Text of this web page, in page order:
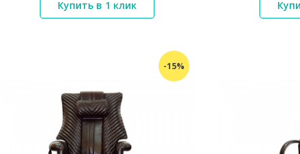
Купить в 1 клик
-15%